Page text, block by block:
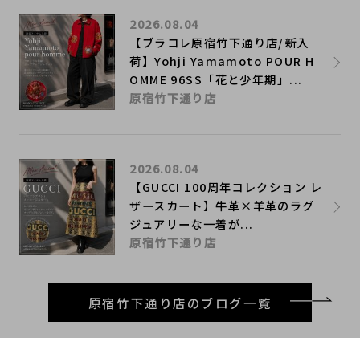
【ブラコレ原宿竹下通り店/新入
荷】Yohji Yamamoto POUR H
OMME 96SS「花と少年期」...
2026.08.04
原宿竹下通り店
【GUCCI 100周年コレクション レ
ザースカート】牛革×羊革のラグ
ジュアリーな一着が...
2026.08.04
原宿竹下通り店
原宿竹下通り店のブログ一覧